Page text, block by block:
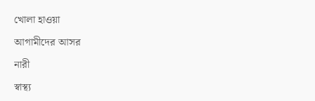
খোলা হাওয়া
আগামীদের আসর
নারী
স্বাস্থ্য